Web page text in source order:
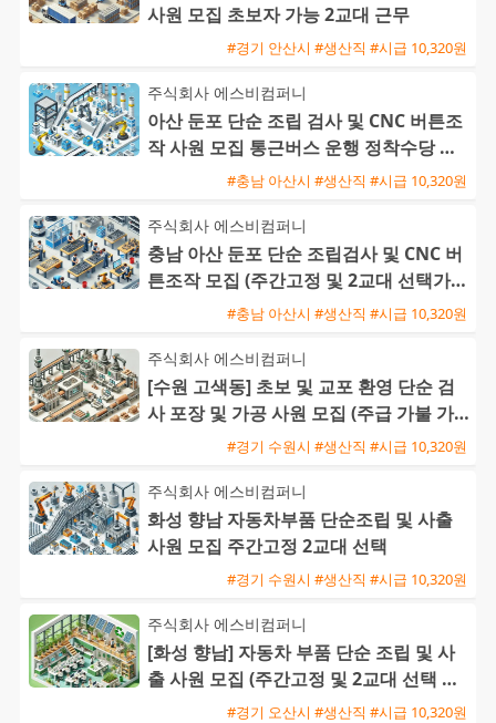
사원 모집 초보자 가능 2교대 근무
#경기 안산시 #생산직 #시급 10,320원
주식회사 에스비컴퍼니
아산 둔포 단순 조립 검사 및 CNC 버튼조
작 사원 모집 통근버스 운행 정착수당 지
급 교포가능#충남 아산시 #생산직 #시급 10,320원
주식회사 에스비컴퍼니
충남 아산 둔포 단순 조립검사 및 CNC 버
튼조작 모집 (주간고정 및 2교대 선택가능
/ 초보 및 교포 가능#충남 아산시 #생산직 #시급 10,320원
주식회사 에스비컴퍼니
[수원 고색동] 초보 및 교포 환영 단순 검
사 포장 및 가공 사원 모집 (주급 가불 가
#경기 수원시 #생산직 #시급 10,320원
주식회사 에스비컴퍼니
화성 향남 자동차부품 단순조립 및 사출
사원 모집 주간고정 2교대 선택
#경기 수원시 #생산직 #시급 10,320원
주식회사 에스비컴퍼니
[화성 향남] 자동차 부품 단순 조립 및 사
출 사원 모집 (주간고정 및 2교대 선택 가
능 / 초보 및 교포#경기 오산시 #생산직 #시급 10,320원